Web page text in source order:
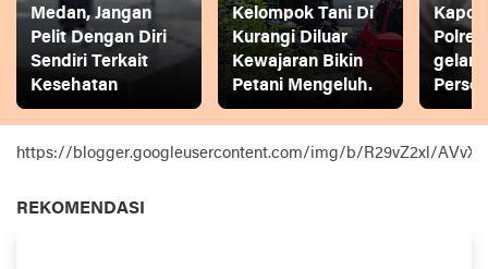
Medan, Jangan
Pelit Dengan Diri
Sendiri Terkait
Kesehatan
Kelompok Tani Di
Kurangi Diluar
Kewajaran Bikin
Petani Mengeluh.
gelar
https://blogger.googleusercontent.com/img/b/R29vZ2xl/
REKOMENDASI